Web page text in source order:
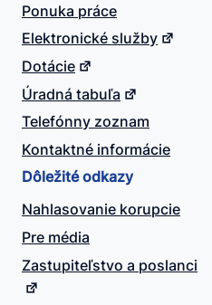
Ponuka práce
Elektronické služby
Dotácie
Úradná tabuľa
Telefónny zoznam
Kontaktné informácie
Dôležité odkazy
Nahlasovanie korupcie
Pre média
Zastupiteľstvo a poslanci